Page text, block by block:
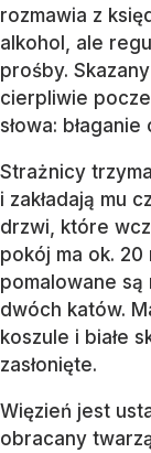
rozmawia z
alkohol, ale
prośby.
cierpliwie
słowa: błaganie
Strażnicy
i zakładają mu
drzwi, które
pokój ma ok. 20
pomalowane są
dwóch katów.
koszule i białe
zasłonięte.
Więzień jest
obracany